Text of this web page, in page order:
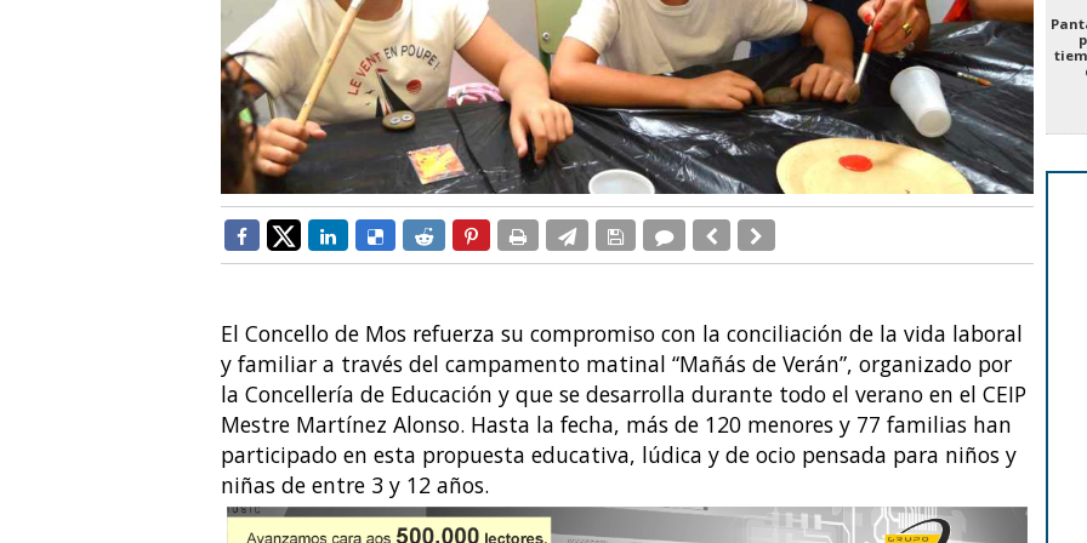
El Concello de Mos refuerza su compromiso con la conciliación de la vida laboral
y familiar a través del campamento matinal “Mañás de Verán”, organizado por
la Concellería de Educación y que se desarrolla durante todo el verano en el CEIP
Mestre Martínez Alonso. Hasta la fecha, más de 120 menores y 77 familias han
participado en esta propuesta educativa, lúdica y de ocio pensada para niños y
niñas de entre 3 y 12 años.